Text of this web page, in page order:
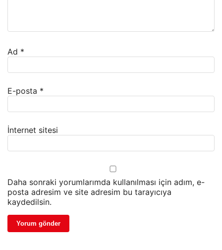
Ad *
E-posta *
İnternet sitesi
Daha sonraki yorumlarımda kullanılması için adım, e-
posta adresim ve site adresim bu tarayıcıya
kaydedilsin.